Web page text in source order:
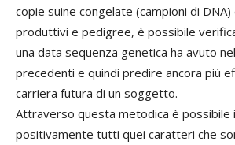
copie suine congelate (campioni di
produttivi e pedigree, è possibile
una data sequenza genetica ha avuto
precedenti e quindi predire ancora più
carriera futura di un soggetto.
Attraverso questa metodica è possibile
positivamente tutti quei caratteri che